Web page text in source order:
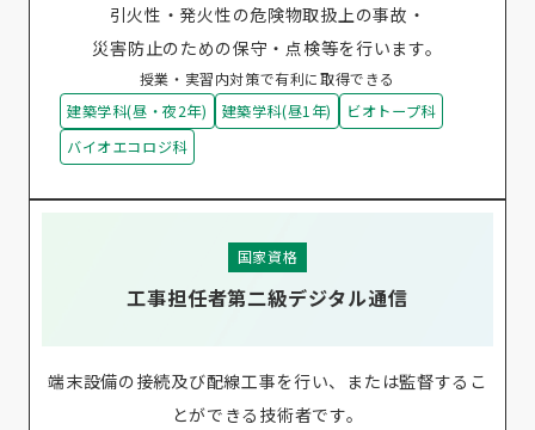
引火性・発火性の危険物取扱上の事故・
災害防止のための保守・点検等を行います。
授業・実習内対策で有利に取得できる
建築学科(昼・夜2年) 建築学科(昼1年)
ビオトープ科
バイオエコロジ科
国家資格
工事担任者第二級デジタル通信
端末設備の接続及び配線工事を行い、または監督するこ
とができる技術者です。